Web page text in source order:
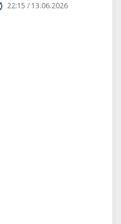
22:15 / 13.06.2026